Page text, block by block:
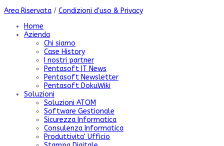
Area Riservata / Condizioni d'uso & Privacy
Home
Azienda
Chi siamo
Case History
I nostri partner
Pentasoft IT News
Pentasoft Newsletter
Pentasoft DokuWiki
Soluzioni
Soluzioni ATOM
Software Gestionale
Sicurezza Informatica
Consulenza Informatica
Produttivita' Ufficio